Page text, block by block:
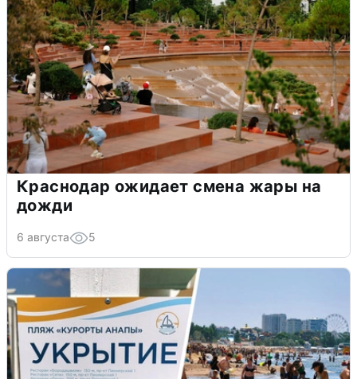
Краснодар ожидает смена жары на
дожди
6 августа 5